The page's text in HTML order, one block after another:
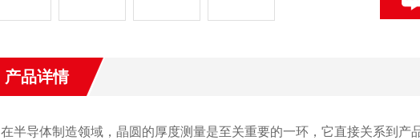
产品详情
在半导体制造领域，晶圆的厚度测量是至关重要的一环，它直接关系到